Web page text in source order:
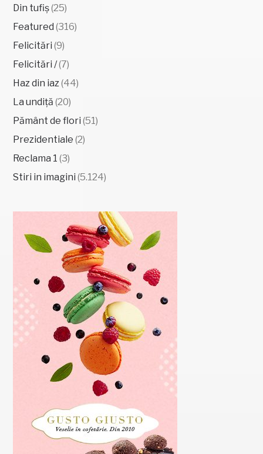
Din tufiș(25)
Featured (316)
Felicitări (9)
Felicitări /(7)
Haz din iaz (44)
La undiță (20)
Pământ de flori (51)
Prezidentiale (2)
Reclama 1 (3)
Stiri in imagini (5.124)